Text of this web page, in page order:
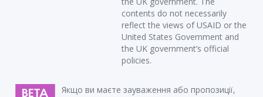
contents do not necessarily
reflect the views of USAID or the
United States Government and
the UK government’s official
policies.
Якщо ви маєте зауваження або пропозиції,